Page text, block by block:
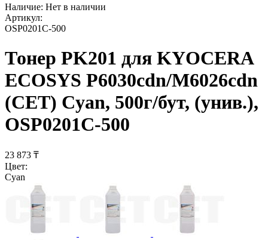
Наличие: Нет в наличии
Артикул:
OSP0201C-500
Тонер PK201 для KYOCERA
ECOSYS P6030cdn/M6026cdn
(CET) Cyan, 500г/бут, (унив.),
OSP0201C-500
23 873 ₸
Цвет:
Cyan